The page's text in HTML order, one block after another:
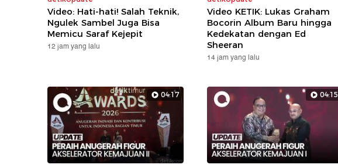
Video: Hati-hati! Salah Teknik,
Ngulek Sambel Juga Bisa
Memicu Saraf Kejepit
12 jam yang lalu
Video KETIK: Lukas Graham
Bocorin Album Baru hingga
Kedekatan dengan Ed
Sheeran
14 jam yang lalu
04:17 04:15